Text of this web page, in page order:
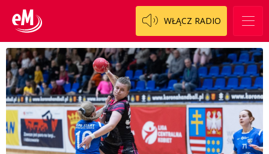
WŁĄCZ RADIO